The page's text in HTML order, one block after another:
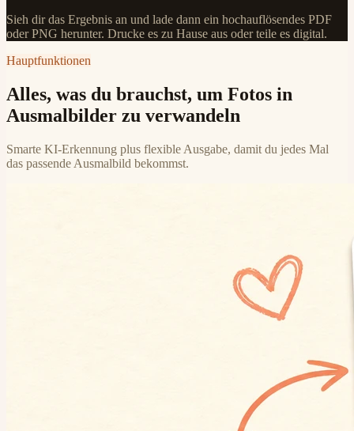
Sieh dir das Ergebnis an und lade dann ein hochauflösendes PDF
oder PNG herunter. Drucke es zu Hause aus oder teile es digital.
Hauptfunktionen
Alles, was du brauchst, um Fotos in
Ausmalbilder zu verwandeln
Smarte KI-Erkennung plus flexible Ausgabe, damit du jedes Mal
das passende Ausmalbild bekommst.